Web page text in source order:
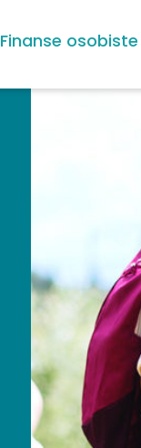
Finanse osobiste